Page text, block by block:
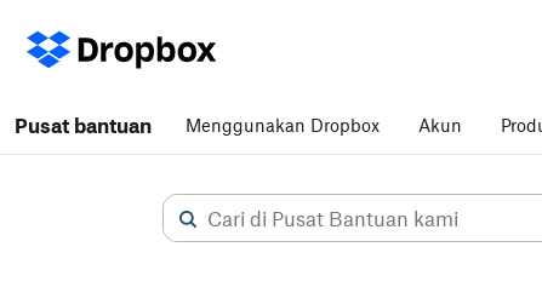
Pusat bantuan Menggunakan Dropbox Akun